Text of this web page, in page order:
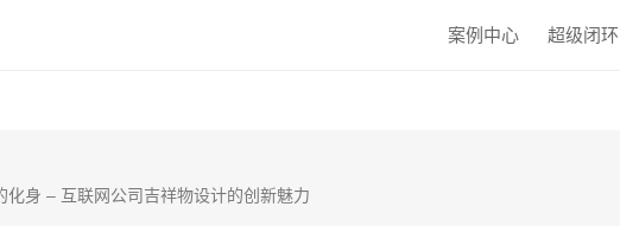
案例中心 超级闭环
化身 – 互联网公司吉祥物设计的创新魅力